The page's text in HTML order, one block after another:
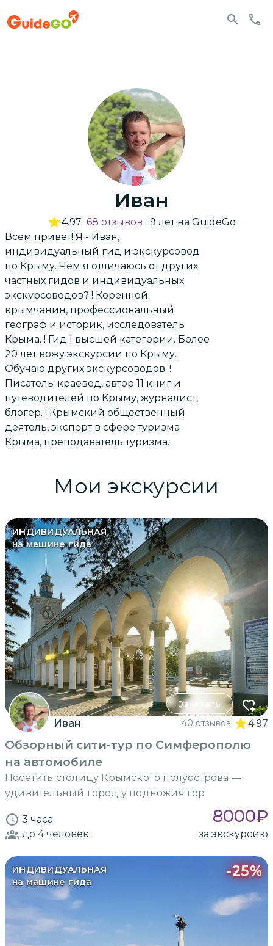
Иван
4.97 68 отзывов 9 летна GuideGo
Всем привет! Я - Иван,
индивидуальный гид и экскурсовод
по Крыму. Чем я отличаюсь от других
частных гидов и индивидуальных
экскурсоводов? ! Коренной
крымчанин, профессиональный
географ и историк, исследователь
Крыма. ! Гид I высшей категории. Более
20 лет вожу экскурсии по Крыму.
Обучаю других экскурсоводов. !
Писатель-краевед, автор 11 книг и
путеводителей по Крыму, журналист,
блогер. ! Крымский общественный
деятель, эксперт в сфере туризма
Крыма, преподаватель туризма.
Мои экскурсии
ИНДИВИДУАЛЬНАЯ
на машине гида
Заказать
Иван 40 отзывов 4.97
Обзорный сити-тур по Симферополю
на автомобиле
Посетить столицу Крымского полуострова —
удивительный город у подножия гор
3 часа 8000₽
до 4человек за экскурсию
ИНДИВИДУАЛЬНАЯ
на машине гида
-25%